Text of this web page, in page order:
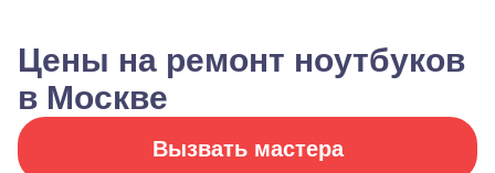
Цены на ремонт ноутбуков
в Москве
Вызвать мастера